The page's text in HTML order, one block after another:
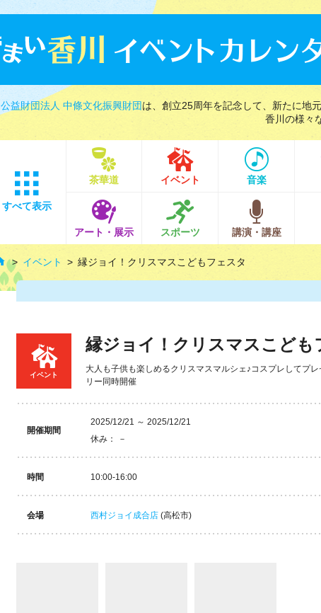
公益財団法人 中條文化振興財団は、創立25周年を記念して、新たに地
香川の様々
すべて表示
茶華道 イベント 音楽
アート・展示 スポーツ 講演・講座
イベント 縁ジョイ！クリスマスこどもフェスタ
イベント
縁ジョイ！クリスマスこども
大人も子供も楽しめるクリスマスマルシェ♪コスプレしてプ
リー同時開催
開催期間
2025/12/21 ～ 2025/12/21
休み： －
時間 10:00-16:00
会場 西村ジョイ成合店 (高松市)